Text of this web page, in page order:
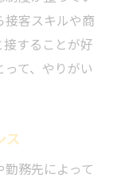
接客スキルや商
することが好
て、やりがい
ス
務先によって